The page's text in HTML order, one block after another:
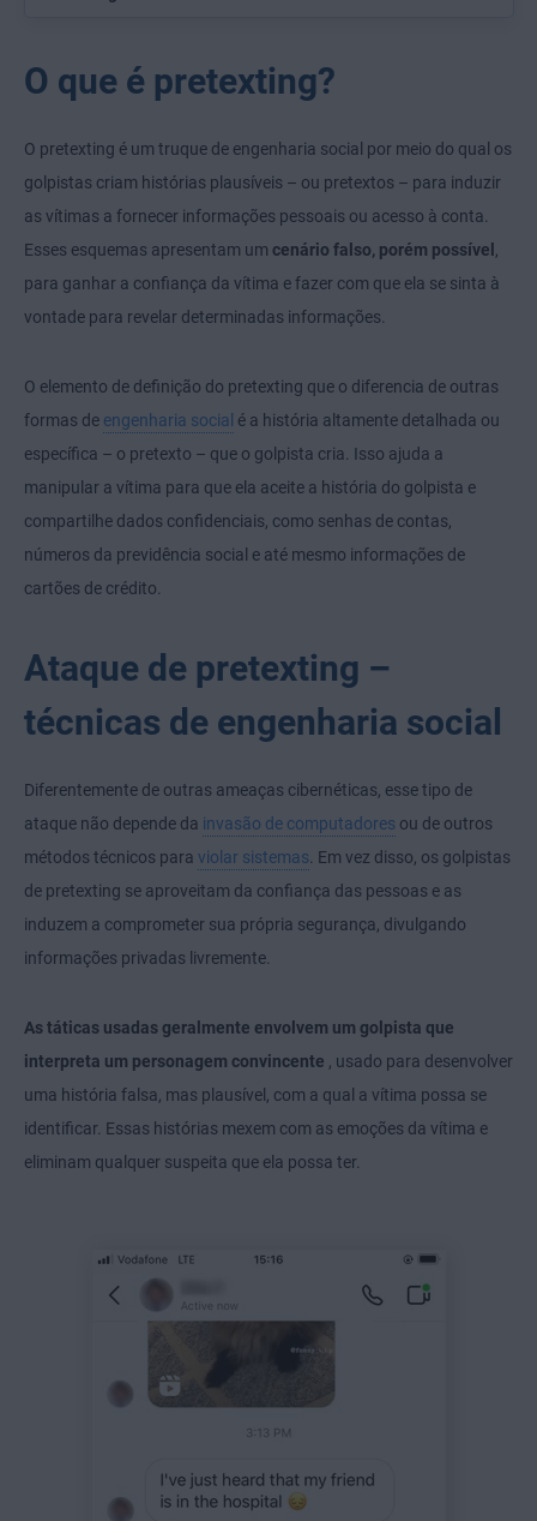
O que é pretexting?
O pretexting é um truque de engenharia social por meio do qual os
golpistas criam histórias plausíveis – ou pretextos – para induzir
as vítimas a fornecer informações pessoais ou acesso à conta.
Esses esquemas apresentam um cenário falso, porém possível ,
para ganhar a confiança da vítima e fazer com que ela se sinta à
vontade para revelar determinadas informações.
O elemento de definição do pretexting que o diferencia de outras
formas de engenharia social é a história altamente detalhada ou
específica – o pretexto – que o golpista cria. Isso ajuda a
manipular a vítima para que ela aceite a história do golpista e
compartilhe dados confidenciais, como senhas de contas,
números da previdência social e até mesmo informações de
cartões de crédito.
Ataque de pretexting –
técnicas de engenharia social
Diferentemente de outras ameaças cibernéticas, esse tipo de
ataque não depende da invasão de computadores ou de outros
métodos técnicos para violar sistemas. Em vez disso, os golpistas
de pretexting se aproveitam da confiança das pessoas e as
induzem a comprometer sua própria segurança, divulgando
informações privadas livremente.
As táticas usadas geralmente envolvem um golpista que
interpreta um personagem convincente , usado para desenvolver
uma história falsa, mas plausível, com a qual a vítima possa se
identificar. Essas histórias mexem com as emoções da vítima e
eliminam qualquer suspeita que ela possa ter.